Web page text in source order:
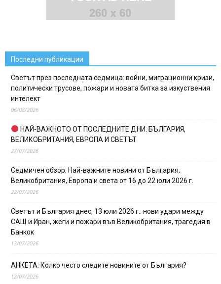
Последни публикации
Светът през последната седмица: войни, миграционни кризи,
политически трусове, пожари и новата битка за изкуствения
интелект
06/08/2026
НАЙ-ВАЖНОТО ОТ ПОСЛЕДНИТЕ ДНИ: БЪЛГАРИЯ,
ВЕЛИКОБРИТАНИЯ, ЕВРОПА И СВЕТЪТ
27/07/2026
Седмичен обзор: Най-важните новини от България,
Великобритания, Европа и света от 16 до 22 юли 2026 г.
22/07/2026
Светът и България днес, 13 юли 2026 г.: нови удари между
САЩ и Иран, жеги и пожари във Великобритания, трагедия в
Банкок
13/07/2026
АНКЕТА: Колко често следите новините от България?
12/07/2026